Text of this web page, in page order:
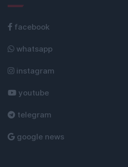
facebook
whatsapp
instagram
youtube
telegram
google news